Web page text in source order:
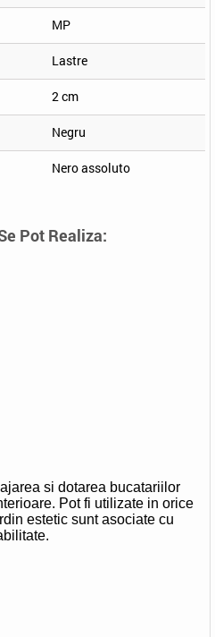
MP
Lastre
2 cm
Negru
Nero assoluto
Pot Realiza:
si dotarea bucatariilor
Pot fi utilizate in orice
estetic sunt asociate cu